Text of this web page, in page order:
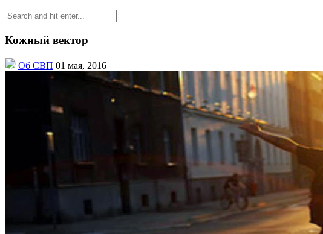
Кожный вектор
Об СВП 01 мая, 2016